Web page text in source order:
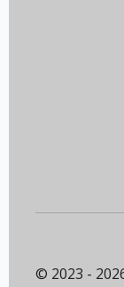
© 2023 -